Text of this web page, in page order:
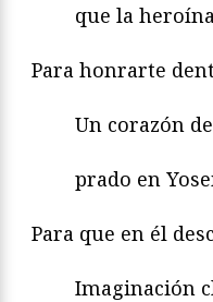
que la
Para honrarte
Un corazón
prado en
Para que en él
Imaginación